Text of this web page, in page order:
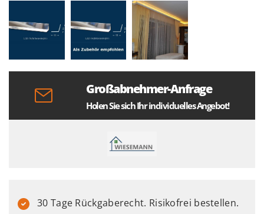
Großabnehmer-Anfrage
Holen Sie sich Ihr individuelles Angebot!
30 Tage Rückgaberecht. Risikofrei bestellen.